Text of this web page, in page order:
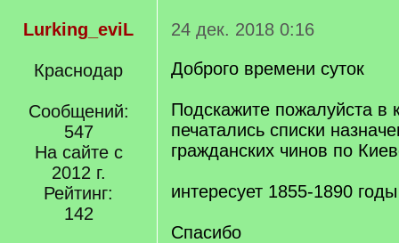
Lurking_eviL
Краснодар
Сообщений:
547
На сайте с
2012 г.
Рейтинг:
142
24 дек. 2018 0:16
Доброго времени суток
Подскажите пожалуйста в
печатались списки
гражданских чинов по
интересует 1855-1890 годы
Спасибо